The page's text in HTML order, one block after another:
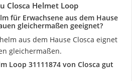
Closca Helmet Loop
für Erwachsene aus dem Hause
gleichermaßen geeignet?
aus dem Hause Closca eignet
gleichermaßen.
Loop 31111874 von Closca gut